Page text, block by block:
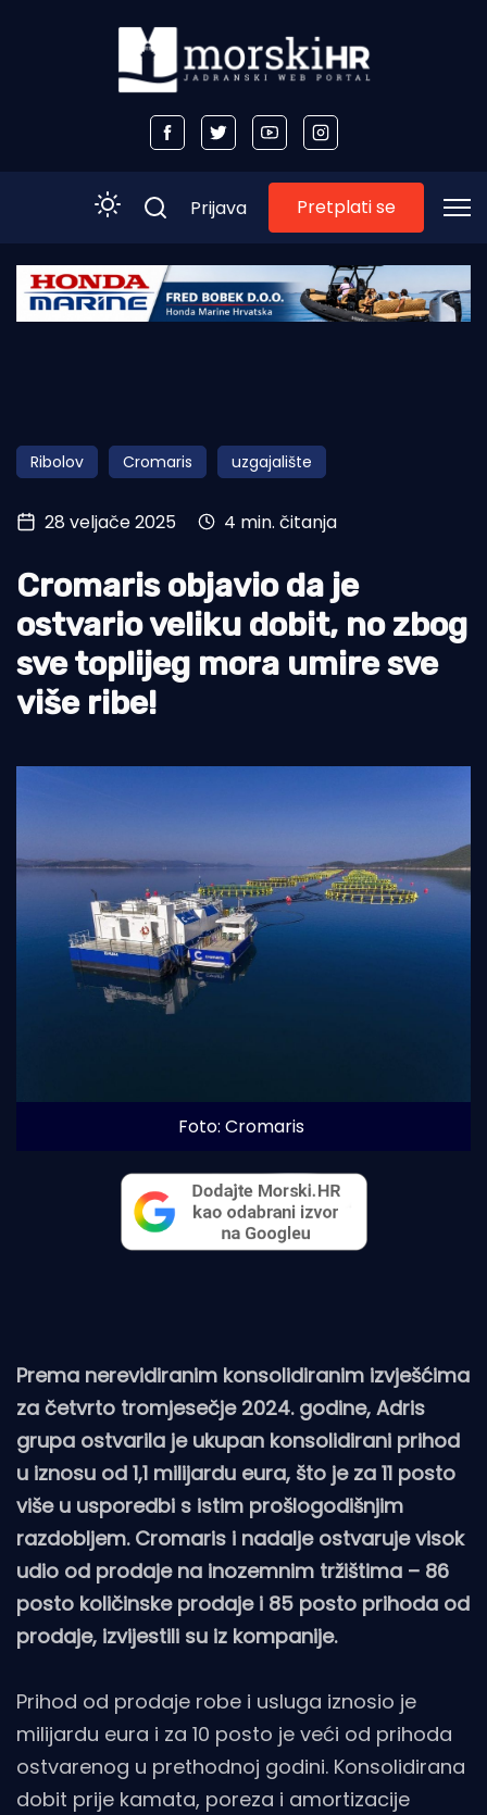
Početna
Obala
Otoci
Turizam i nautika
Pomorstvo
Ribolov
Ekologija
Tradicija i kultura
Prijava Pretplati se
Ribolov Cromaris uzgajalište
28 veljače 2025 4 min. čitanja
Cromaris objavio da je
ostvario veliku dobit, no zbog
sve toplijeg mora umire sve
više ribe!
Foto: Cromaris
Prema nerevidiranim konsolidiranim izvješćima
za četvrto tromjesečje 2024. godine, Adris
grupa ostvarila je ukupan konsolidirani prihod
u iznosu od 1,1 milijardu eura, što je za 11 posto
više u usporedbi s istim prošlogodišnjim
razdobljem. Cromaris i nadalje ostvaruje visok
udio od prodaje na inozemnim tržištima – 86
posto količinske prodaje i 85 posto prihoda od
prodaje, izvijestili su iz kompanije.
Prihod od prodaje robe i usluga iznosio je
milijardu eura i za 10 posto je veći od prihoda
ostvarenog u prethodnoj godini. Konsolidirana
dobit prije kamata, poreza i amortizacije